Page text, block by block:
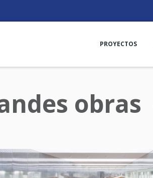
PROYECTOS
obras